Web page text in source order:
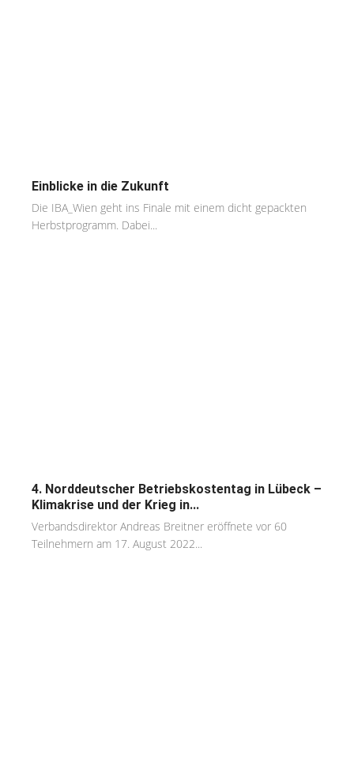
Einblicke in die Zukunft
Die IBA_Wien geht ins Finale mit einem dicht gepackten
Herbstprogramm. Dabei...
4. Norddeutscher Betriebskostentag in Lübeck –
Klimakrise und der Krieg in...
Verbandsdirektor Andreas Breitner eröffnete vor 60
Teilnehmern am 17. August 2022...